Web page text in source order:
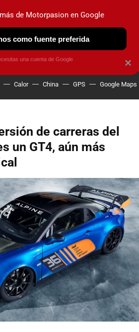
OBSERVATORIO
Calor China GPS Google Maps
de carreras del
un GT4, aún más
×
de Motorpasion en Google
como fuente preferida
una cuenta de Google